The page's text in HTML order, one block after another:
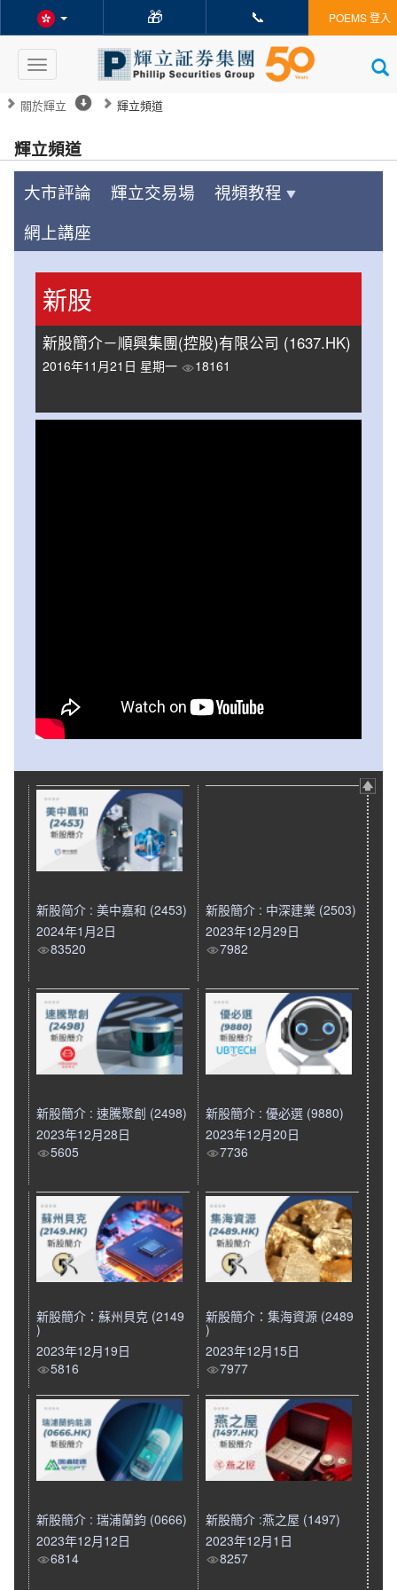
🎁 📞 POEMS 登入
Toggle
navigation
關於輝立 輝立頻道
輝立頻道
大市評論 輝立交易場
視頻教程
網上講座
新股
新股簡介－順興集團(控股)有限公司 (1637.HK)
2016年11月21日 星期一 18161
新股简介 : 美中嘉和 (2453)
2024年1月2日
83520
新股簡介 : 中深建業 (2503)
2023年12月29日
7982
新股簡介 : 速騰聚創 (2498)
2023年12月28日
5605
新股簡介 : 優必選 (9880)
2023年12月20日
7736
新股簡介：蘇州貝克 (2149
)
2023年12月19日
5816
新股簡介：集海資源 (2489
)
2023年12月15日
7977
新股簡介 : 瑞浦蘭鈞 (0666)
2023年12月12日
6814
新股簡介 :燕之屋 (1497)
2023年12月1日
8257